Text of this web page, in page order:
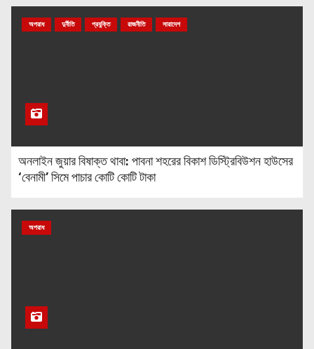
অপরাধ দুর্নীতি প্রযুক্তি রাজনীতি সারাদেশ
অনলাইন জুয়ার বিষাক্ত থাবা: পাবনা শহরের বিকাশ ডিস্ট্রিবিউশন হাউসের
‘বেনামী’ সিমে পাচার কোটি কোটি টাকা
অপরাধ